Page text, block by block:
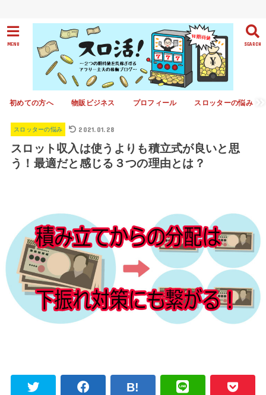
SEARCH
MENU
初めての方へ 物販ビジネス プロフィール スロッターの悩み
スロッターの悩み 2021.01.28
スロット収入は使うよりも積立式が良いと思
う！最適だと感じる３つの理由とは？